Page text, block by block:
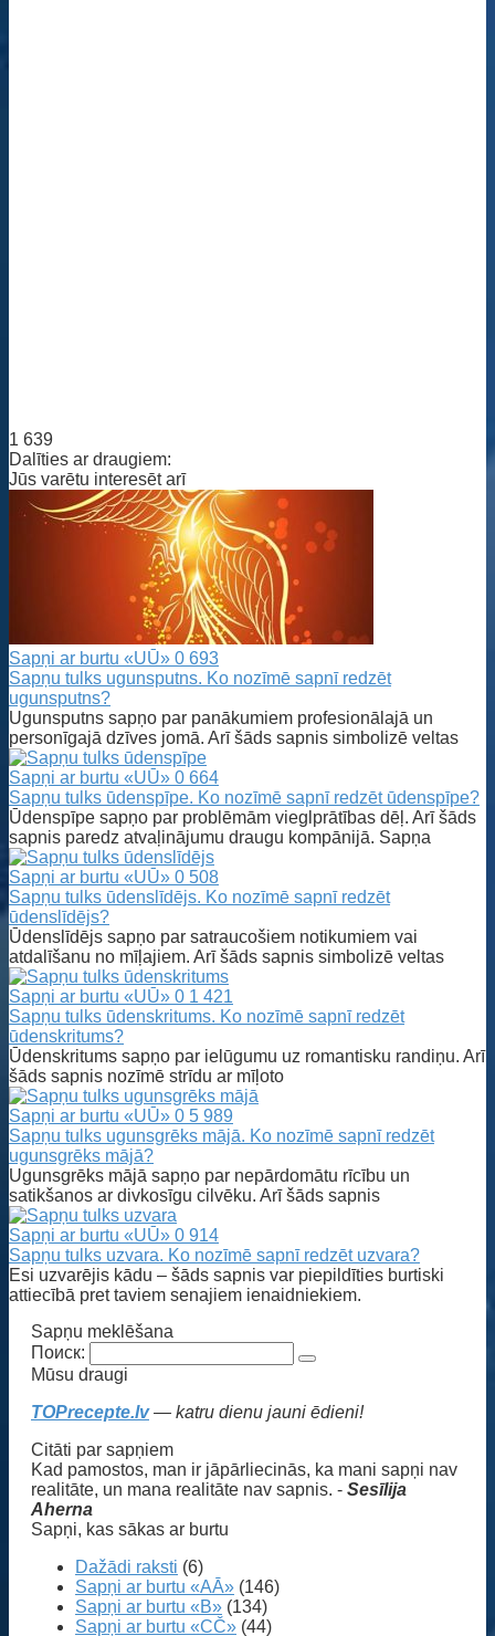
1 639
Dalīties ar draugiem:
Jūs varētu interesēt arī
Sapņi ar burtu «UŪ» 0 693
Sapņu tulks ugunsputns. Ko nozīmē sapnī redzēt
ugunsputns?
Ugunsputns sapņo par panākumiem profesionālajā un
personīgajā dzīves jomā. Arī šāds sapnis simbolizē veltas
Sapņi ar burtu «UŪ» 0 664
Sapņu tulks ūdenspīpe. Ko nozīmē sapnī redzēt ūdenspīpe?
Ūdenspīpe sapņo par problēmām vieglprātības dēļ. Arī šāds
sapnis paredz atvaļinājumu draugu kompānijā. Sapņa
Sapņi ar burtu «UŪ» 0 508
Sapņu tulks ūdenslīdējs. Ko nozīmē sapnī redzēt
ūdenslīdējs?
Ūdenslīdējs sapņo par satraucošiem notikumiem vai
atdalīšanu no mīļajiem. Arī šāds sapnis simbolizē veltas
Sapņi ar burtu «UŪ» 0 1 421
Sapņu tulks ūdenskritums. Ko nozīmē sapnī redzēt
ūdenskritums?
Ūdenskritums sapņo par ielūgumu uz romantisku randiņu. Arī
šāds sapnis nozīmē strīdu ar mīļoto
Sapņi ar burtu «UŪ» 0 5 989
Sapņu tulks ugunsgrēks mājā. Ko nozīmē sapnī redzēt
ugunsgrēks mājā?
Ugunsgrēks mājā sapņo par nepārdomātu rīcību un
satikšanos ar divkosīgu cilvēku. Arī šāds sapnis
Sapņi ar burtu «UŪ» 0 914
Sapņu tulks uzvara. Ko nozīmē sapnī redzēt uzvara?
Esi uzvarējis kādu – šāds sapnis var piepildīties burtiski
attiecībā pret taviem senajiem ienaidniekiem.
Sapņu meklēšana
Поиск:
Mūsu draugi
TOPrecepte.lv— katru dienu jauni ēdieni!
Citāti par sapņiem
Kad pamostos, man ir jāpārliecinās, ka mani sapņi nav
realitāte, un mana realitāte nav sapnis. - Sesīlija
Aherna
Sapņi, kas sākas ar burtu
Dažādi raksti (6)
Sapņi ar burtu «AĀ» (146)
Sapņi ar burtu «B» (134)
Sapņi ar burtu «CČ» (44)